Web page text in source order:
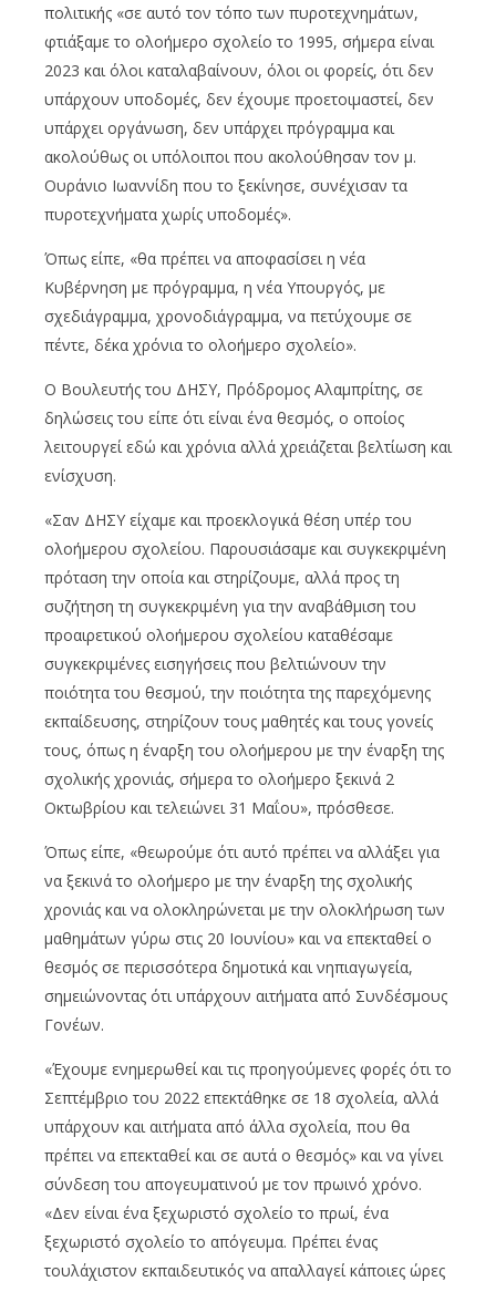
πολιτικής «σε αυτό τον τόπο των πυροτεχνημάτων,
φτιάξαμε το ολοήμερο σχολείο το 1995, σήμερα είναι
2023 και όλοι καταλαβαίνουν, όλοι οι φορείς, ότι δεν
υπάρχουν υποδομές, δεν έχουμε προετοιμαστεί, δεν
υπάρχει οργάνωση, δεν υπάρχει πρόγραμμα και
ακολούθως οι υπόλοιποι που ακολούθησαν τον μ.
Ουράνιο Ιωαννίδη που το ξεκίνησε, συνέχισαν τα
πυροτεχνήματα χωρίς υποδομές».
Όπως είπε, «θα πρέπει να αποφασίσει η νέα
Κυβέρνηση με πρόγραμμα, η νέα Υπουργός, με
σχεδιάγραμμα, χρονοδιάγραμμα, να πετύχουμε σε
πέντε, δέκα χρόνια το ολοήμερο σχολείο».
Ο Βουλευτής του ΔΗΣΥ, Πρόδρομος Αλαμπρίτης, σε
δηλώσεις του είπε ότι είναι ένα θεσμός, ο οποίος
λειτουργεί εδώ και χρόνια αλλά χρειάζεται βελτίωση και
ενίσχυση.
«Σαν ΔΗΣΥ είχαμε και προεκλογικά θέση υπέρ του
ολοήμερου σχολείου. Παρουσιάσαμε και συγκεκριμένη
πρόταση την οποία και στηρίζουμε, αλλά προς τη
συζήτηση τη συγκεκριμένη για την αναβάθμιση του
προαιρετικού ολοήμερου σχολείου καταθέσαμε
συγκεκριμένες εισηγήσεις που βελτιώνουν την
ποιότητα του θεσμού, την ποιότητα της παρεχόμενης
εκπαίδευσης, στηρίζουν τους μαθητές και τους γονείς
τους, όπως η έναρξη του ολοήμερου με την έναρξη της
σχολικής χρονιάς, σήμερα το ολοήμερο ξεκινά 2
Οκτωβρίου και τελειώνει 31 Μαΐου», πρόσθεσε.
Όπως είπε, «θεωρούμε ότι αυτό πρέπει να αλλάξει για
να ξεκινά το ολοήμερο με την έναρξη της σχολικής
χρονιάς και να ολοκληρώνεται με την ολοκλήρωση των
μαθημάτων γύρω στις 20 Ιουνίου» και να επεκταθεί ο
θεσμός σε περισσότερα δημοτικά και νηπιαγωγεία,
σημειώνοντας ότι υπάρχουν αιτήματα από Συνδέσμους
Γονέων.
«Έχουμε ενημερωθεί και τις προηγούμενες φορές ότι το
Σεπτέμβριο του 2022 επεκτάθηκε σε 18 σχολεία, αλλά
υπάρχουν και αιτήματα από άλλα σχολεία, που θα
πρέπει να επεκταθεί και σε αυτά ο θεσμός» και να γίνει
σύνδεση του απογευματινού με τον πρωινό χρόνο.
«Δεν είναι ένα ξεχωριστό σχολείο το πρωί, ένα
ξεχωριστό σχολείο το απόγευμα. Πρέπει ένας
τουλάχιστον εκπαιδευτικός να απαλλαγεί κάποιες ώρες